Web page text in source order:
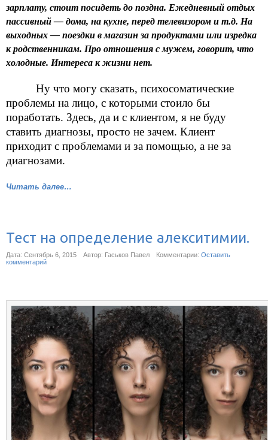
зарплату, стоит посидеть до поздна. Ежедневный отдых
пассивный — дома, на кухне, перед телевизором и т.д. На
выходных — поездки в магазин за продуктами или изредка
к родственникам. Про отношения с мужем, говорит, что
холодные. Интереса к жизни нет.
Ну что могу сказать, психосоматические
проблемы на лицо, с которыми стоило бы
поработать. Здесь, да и с клиентом, я не буду
ставить диагнозы, просто не зачем. Клиент
приходит с проблемами и за помощью, а не за
диагнозами.
Читать далее…
Тест на определение алекситимии.
Дата: Сентябрь 6, 2015 Автор: Гаськов Павел Комментарии: Оставить
комментарий